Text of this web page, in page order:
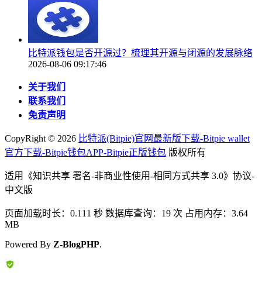
比特派钱包是否开源过？梳理其开源与闭源的发展脉络
2026-08-06 09:17:46
关于我们
联系我们
免责声明
CopyRight © 2026 比特派(Bitpie)官网最新版下载-Bitpie wallet
官方下载-Bitpie钱包APP-Bitpie正版钱包 版权所有
适用《知识共享 署名-非商业性使用-相同方式共享 3.0》协议-
中文版
页面加载时长：0.111 秒 数据库查询：19 次 占用内存：3.64
MB
Powered By Z-BlogPHP.